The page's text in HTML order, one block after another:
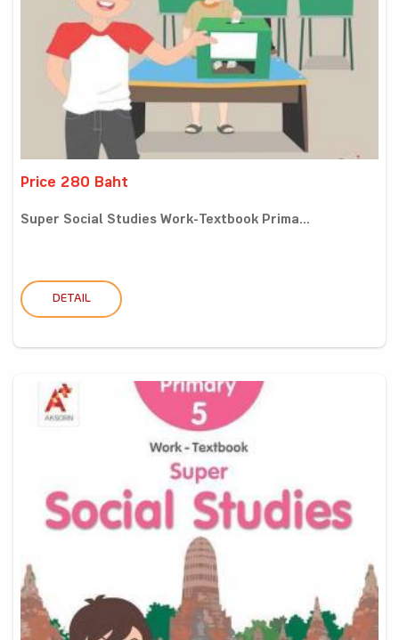
Price 280 Baht
Super Social Studies Work-Textbook Prima...
DETAIL